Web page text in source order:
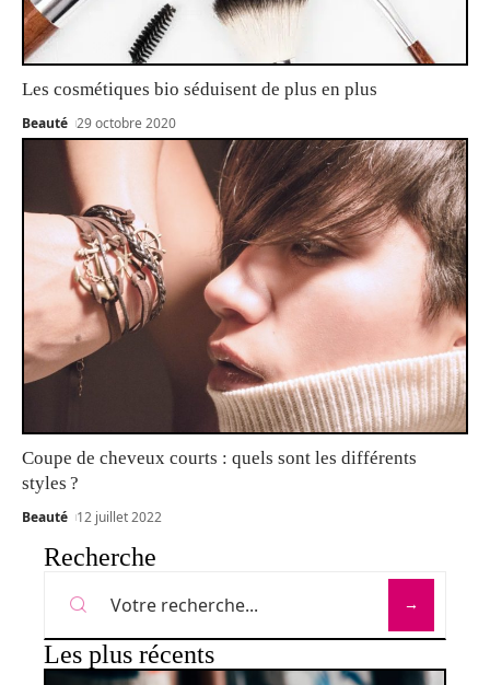
Les cosmétiques bio séduisent de plus en plus
Beauté 29 octobre 2020
Coupe de cheveux courts : quels sont les différents
styles ?
Beauté 12 juillet 2022
Recherche
Les plus récents